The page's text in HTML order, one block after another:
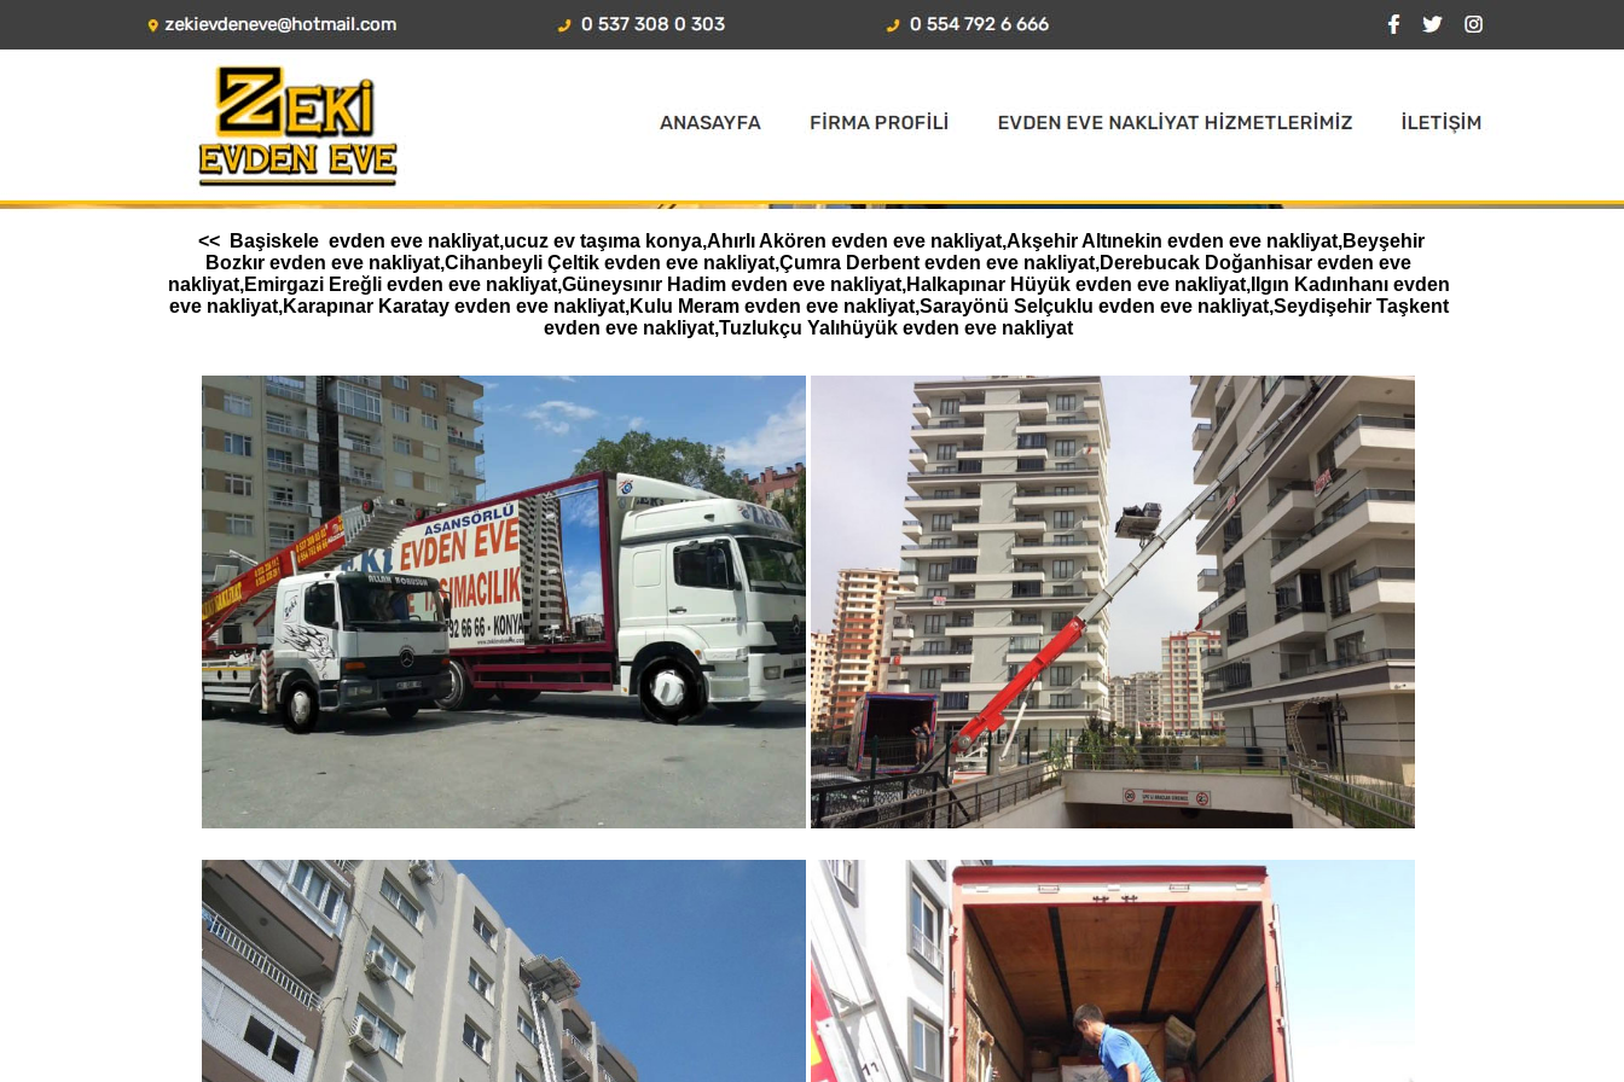
<< Başiskele evden eve nakliyat,ucuz ev taşıma konya,Ahırlı Akören evden eve nakliyat,Akşehir Altınekin evden eve nakliyat,Beyşehir
Bozkır evden eve nakliyat,Cihanbeyli Çeltik evden eve nakliyat,Çumra Derbent evden eve nakliyat,Derebucak Doğanhisar evden eve
nakliyat,Emirgazi Ereğli evden eve nakliyat,Güneysınır Hadim evden eve nakliyat,Halkapınar Hüyük evden eve nakliyat,Ilgın Kadınhanı evden
eve nakliyat,Karapınar Karatay evden eve nakliyat,Kulu Meram evden eve nakliyat,Sarayönü Selçuklu evden eve nakliyat,Seydişehir Taşkent
evden eve nakliyat,Tuzlukçu Yalıhüyük evden eve nakliyat